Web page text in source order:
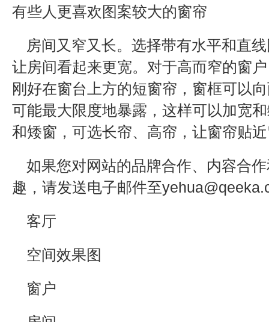
有些人更喜欢图案较大的窗帘
房间又窄又长。选择带有水平和直
让房间看起来更宽。对于高而窄的窗
刚好在窗台上方的短窗帘，窗框可以
可能最大限度地暴露，这样可以加宽
和矮窗，可选长帘、高帘，让窗帘贴
如果您对网站的品牌合作、内容合
趣，请发送电子邮件至
客厅
空间效果图
窗户